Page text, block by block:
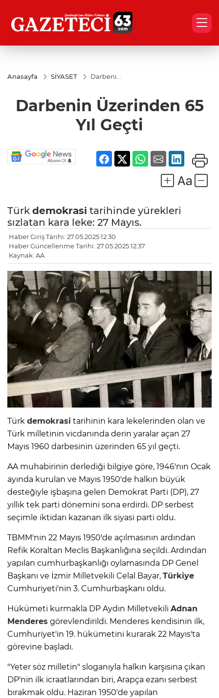
Anasayfa SİYASET
Darbenin
Geçti
Darbenin Üzerinden 65
Yıl Geçti
Türk demokrasi tarihinde yürekleri
sızlatan kara leke: 27 Mayıs.
Haber Giriş Tarihi: 27.05.2025 12:30
Haber Güncellenme Tarihi: 27.05.2025 12:37
Kaynak: AA
Türk demokrasi tarihinin kara lekelerinden olan ve
Türk milletinin vicdanında derin yaralar açan 27
Mayıs 1960 darbesinin üzerinden 65 yıl geçti.
AA muhabirinin derlediği bilgiye göre, 1946'nın Ocak
ayında kurulan ve Mayıs 1950'de halkın büyük
desteğiyle işbaşına gelen Demokrat Parti (DP), 27
yıllık tek parti dönemini sona erdirdi. DP serbest
seçimle iktidarı kazanan ilk siyasi parti oldu.
TBMM'nin 22 Mayıs 1950'de açılmasının ardından
Refik Koraltan Meclis Başkanlığına seçildi. Ardından
yapılan cumhurbaşkanlığı oylamasında DP Genel
Başkanı ve İzmir Milletvekili Celal Bayar, Türkiye
Cumhuriyeti'nin 3. Cumhurbaşkanı oldu.
Hükümeti kurmakla DP Aydın Milletvekili Adnan
Menderes görevlendirildi. Menderes kendisinin ilk,
Cumhuriyet'in 19. hükümetini kurarak 22 Mayıs'ta
görevine başladı.
"Yeter söz milletin" sloganıyla halkın karşısına çıkan
DP'nin ilk icraatlarından biri, Arapça ezanı serbest
bırakmak oldu. Haziran 1950'de yapılan